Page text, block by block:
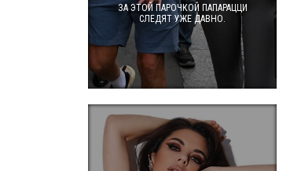
ЗА ЭТОЙ ПАРОЧКОЙ ПАПАРАЦЦИ
СЛЕДЯТ УЖЕ ДАВНО.